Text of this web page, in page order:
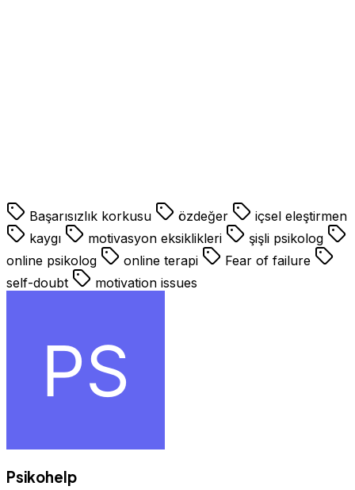
Başarısızlık korkusu özdeğer
içsel eleştirmen
kaygı
motivasyon eksiklikleri
şişli psikolog
online psikolog
online terapi
Fear of failure
self-doubt
motivation issues
Psikohelp